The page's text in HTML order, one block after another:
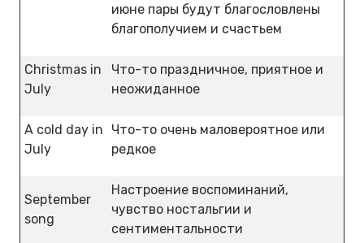
июне пары будут благословлены
благополучием и счастьем
Christmas in
July
Что-то праздничное, приятное и
неожиданное
A cold day in
July
Что-то очень маловероятное или
редкое
September
song
Настроение воспоминаний,
чувство ностальгии и
сентиментальности